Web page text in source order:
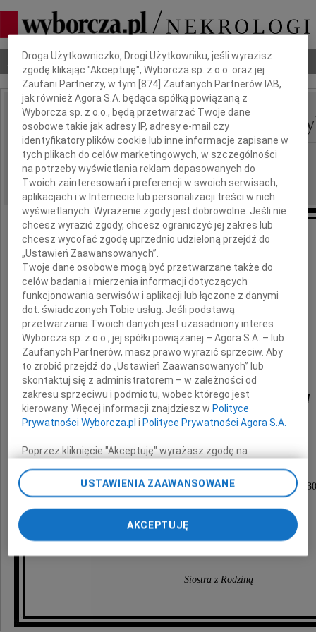
Nekrologi Odeszli Poradnik pogrzebowy
IMIĘ I NAZWISKO: Zofia Wiankowska-
REGION: Warszawa
DATA EMISJI: 08.07.2025
1 lipca 2025 roku w wieku 87 lat zmarła
Zofia
Wiankowska-Ładyka
Państwowego Wydawnictwa Naukowego.
Pogrzeb odbędzie się
w czwartek, 10 lipca 2025 roku o godzinie 10.30
na cmentarzu Wólka Węglowa.
O czym z żalem zawiadamiają
Siostra z Rodziną
Dbamy o Twoją prywatność
Droga Użytkowniczko, Drogi Użytkowniku, jeśli wyrazisz
zgodę klikając "Akceptuję", Wyborcza sp. z o.o. oraz jej
Zaufani Partnerzy, w tym [874 ] Zaufanych Partnerów IAB,
jak również Agora S.A. będąca spółką powiązaną z
Wyborcza sp. z o.o., będą przetwarzać Twoje dane
osobowe takie jak adresy IP, adresy e-mail czy
identyfikatory plików cookie lub inne informacje zapisane w
tych plikach do celów marketingowych, w szczególności
na potrzeby wyświetlania reklam dopasowanych do
Twoich zainteresowań i preferencji w swoich serwisach,
aplikacjach i w Internecie lub personalizacji treści w nich
wyświetlanych. Wyrażenie zgody jest dobrowolne. Jeśli nie
chcesz wyrazić zgody, chcesz ograniczyć jej zakres lub
chcesz wycofać zgodę uprzednio udzieloną przejdź do
„Ustawień Zaawansowanych”.
Twoje dane osobowe mogą być przetwarzane także do
celów badania i mierzenia informacji dotyczących
funkcjonowania serwisów i aplikacji lub łączone z danymi
dot. świadczonych Tobie usług. Jeśli podstawą
przetwarzania Twoich danych jest uzasadniony interes
Wyborcza sp. z o.o., jej spółki powiązanej – Agora S.A. – lub
Zaufanych Partnerów, masz prawo wyrazić sprzeciw. Aby
to zrobić przejdź do „Ustawień Zaawansowanych” lub
skontaktuj się z administratorem – w zależności od
zakresu sprzeciwu i podmiotu, wobec którego jest
kierowany. Więcej informacji znajdziesz w Polityce
Prywatności Wyborcza.pl i Polityce Prywatności Agora S.A.
Poprzez kliknięcie "Akceptuję" wyrażasz zgodę na
Wyborczej sp. z o. o. jej Zaufanych Partnerów i Agora S.A.
na Twoim urządzeniu końcowym. Możesz też w każdej
chwili zmienić swoje preferencje dot. plików cookie,
ponownie wywołując narzędzie do zarządzania Twoimi
preferencjami dot. przetwarzania danych poprzez
Zmiana ustawień plików cookie możliwa jest także za
My, nasi Zaufani Partnerzy i Agora S.A. możemy
USTAWIENIA ZAAWANSOWANE
AKCEPTUJĘ